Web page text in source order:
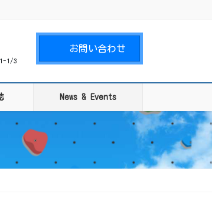
1/3
お問い合わせ
News & Events